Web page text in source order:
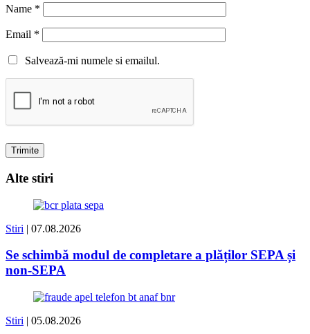
Name *
Email *
Salvează-mi numele si emailul.
Alte stiri
Stiri | 07.08.2026
Se schimbă modul de completare a plăților SEPA și
non-SEPA
Stiri | 05.08.2026